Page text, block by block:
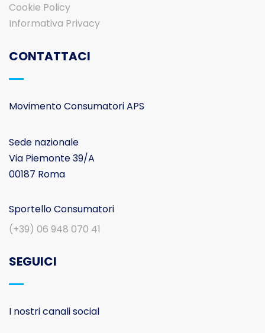
Cookie Policy
Informativa Privacy
CONTATTACI
Movimento Consumatori APS
Sede nazionale
Via Piemonte 39/A
00187 Roma
Sportello Consumatori
(+39) 06 948 070 41
SEGUICI
I nostri canali social